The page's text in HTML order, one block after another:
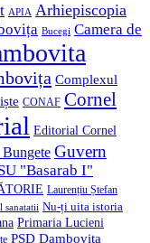
APIA Arhiepiscopia
Bucegi Camera de
Complexul
CONAF Cornel
Editorial Cornel
Guvern
"Basarab I"
Laurențiu Ștefan
sanatatii Nu-ți uita istoria
Primaria Lucieni
PSD Dambovita